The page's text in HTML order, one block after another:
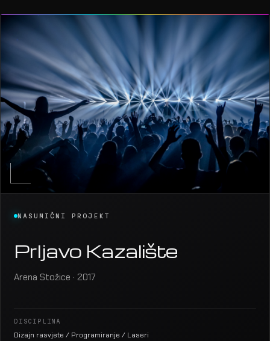
NASUMIČNI PROJEKT
Prljavo Kazalište
Arena Stožice · 2017
DISCIPLINA
Dizajn rasvjete / Programiranje / Laseri